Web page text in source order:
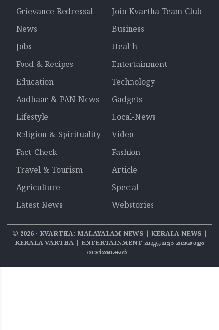
Grievance Redressal
Join Kvartha Team Club
News
Business
Jobs
Health
Food & Recipes
Entertainment
Education
Technology
Aadhaar & PAN News
Gadgets
Lifestyle
Local-News
Religion & Spirituality
Video
Fact-Check
Fashion
Travel & Tourism
Article
Agriculture
Special
Latest News
Webstories
© 2026‧ KVARTHA: MALAYALAM NEWS | KERALA NEWS |
KERALA VARTHA | ENTERTAINMENT ചുറ്റുവട്ടം മലയാളം
വാര്‍ത്തകൾ |